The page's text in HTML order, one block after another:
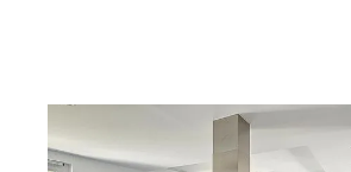
OLIVET 45
158 m , 5 pièces